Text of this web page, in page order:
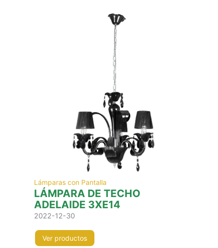
Lámparas con Pantalla
LÁMPARA DE TECHO
ADELAIDE 3XE14
2022-12-30
Ver productos